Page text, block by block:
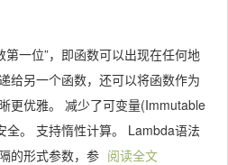
一位”，即函数可以出现在任何地
给另一个函数，还可以将函数作为
更优雅。 减少了可变量(Immutable
全。 支持惰性计算。 Lambda语法
的形式参数，参 阅读全文